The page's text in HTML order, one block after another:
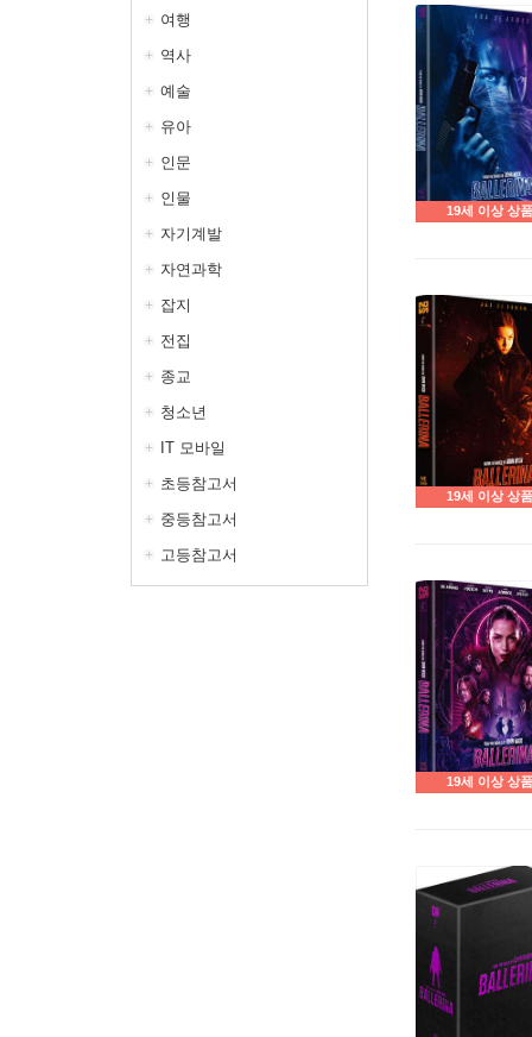
여행
역사
예술
유아
인문
인물
자기계발
자연과학
잡지
전집
종교
청소년
IT 모바일
초등참고서
중등참고서
고등참고서
19세 이상 상품
19세 이상 상품
19세 이상 상품